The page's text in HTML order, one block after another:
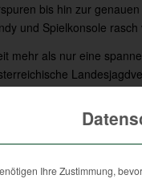
bis hin zur
und Spielkonsole rasch
mehr als nur eine
sowie für die
Und das Wichtigste
Ihre Zustimmung,